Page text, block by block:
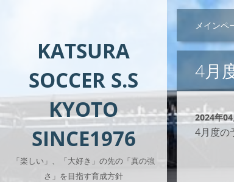
KATSURA
SOCCER S.S
KYOTO
SINCE1976
「楽しい」、「大好き」の先の「真の強
さ」を目指す育成方針
メインペ
4月
2024年
4月度の